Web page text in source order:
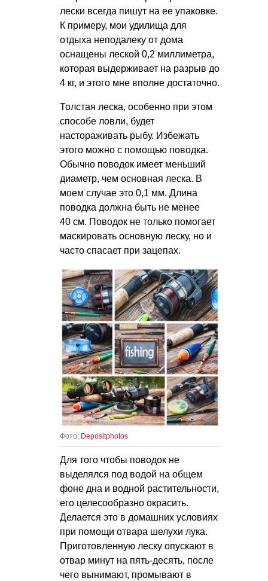
лески всегда пишут на ее упаковке.
К примеру, мои удилища для
отдыха неподалеку от дома
оснащены леской 0,2 миллиметра,
которая выдерживает на разрыв до
4 кг, и этого мне вполне достаточно.
Толстая леска, особенно при этом
способе ловли, будет
настораживать рыбу. Избежать
этого можно с помощью поводка.
Обычно поводок имеет меньший
диаметр, чем основная леска. В
моем случае это 0,1 мм. Длина
поводка должна быть не менее
40 см. Поводок не только помогает
маскировать основную леску, но и
часто спасает при зацепах.
Фото: Depositphotos
Для того чтобы поводок не
выделялся под водой на общем
фоне дна и водной растительности,
его целесообразно окрасить.
Делается это в домашних условиях
при помощи отвара шелухи лука.
Приготовленную леску опускают в
отвар минут на пять-десять, после
чего вынимают, промывают в